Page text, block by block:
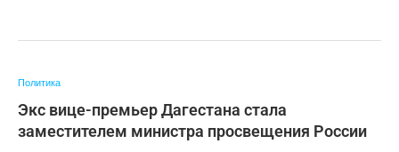
Политика
Экс вице-премьер Дагестана стала
заместителем министра просвещения России